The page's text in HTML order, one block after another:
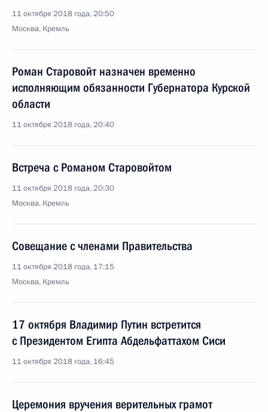
11 октября 2018 года, 20:50
Москва, Кремль
Роман Старовойт назначен временно
исполняющим обязанности Губернатора Курской
области
11 октября 2018 года, 20:40
Встреча с Романом Старовойтом
11 октября 2018 года, 20:30
Москва, Кремль
Совещание с членами Правительства
11 октября 2018 года, 17:15
Москва, Кремль
17 октября Владимир Путин встретится
с Президентом Египта Абдельфаттахом Сиси
11 октября 2018 года, 16:45
Церемония вручения верительных грамот